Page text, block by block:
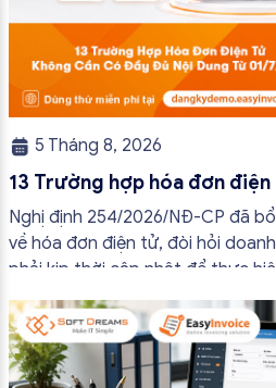
5 Tháng 8, 2026
13 Trường hợp hóa đơn
đủ nội dung từ 01/7/2026
Nghị định 254/2026/NĐ-CP đã
về hóa đơn điện tử, đòi hỏi
phải kịp thời cập nhật để thực
bài viết này, hóa đơn điện tử
trường hợp hóa đơn điện tử